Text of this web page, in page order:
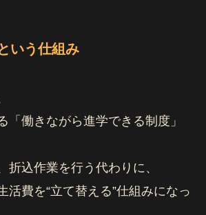
いう仕組み
「働きながら進学できる制度」
折込作業を行う代わりに、
活費を“立て替える”仕組みになっ